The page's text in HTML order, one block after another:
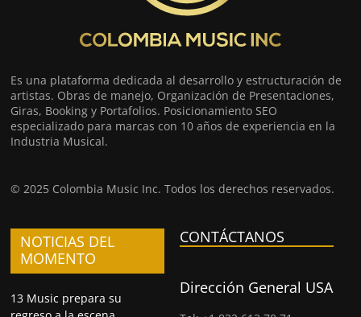
Es una plataforma dedicada al desarrollo y estructuración de
artistas. Obras de manejo, Organización de Presentaciones,
Giras, Booking y Portafolios. Posicionamiento SEO
especializado para marcas con 10 años de experiencia en la
Industria Musical.
© 2025 Colombia Music Inc. Todos los derechos reservados.
NOTICIAS DEL
MOMENTO
13 Music prepara su
CONTÁCTANOS
Dirección General USA